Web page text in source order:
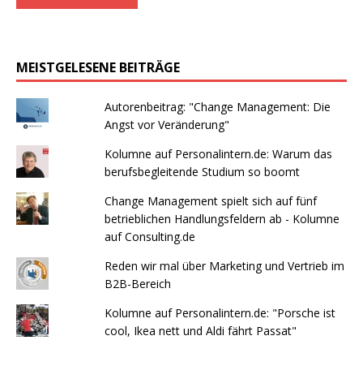
MEISTGELESENE BEITRÄGE
Autorenbeitrag: "Change Management: Die
Angst vor Veränderung"
Kolumne auf Personalintern.de: Warum das
berufsbegleitende Studium so boomt
Change Management spielt sich auf fünf
betrieblichen Handlungsfeldern ab - Kolumne
auf Consulting.de
Reden wir mal über Marketing und Vertrieb im
B2B-Bereich
Kolumne auf Personalintern.de: "Porsche ist
cool, Ikea nett und Aldi fährt Passat"